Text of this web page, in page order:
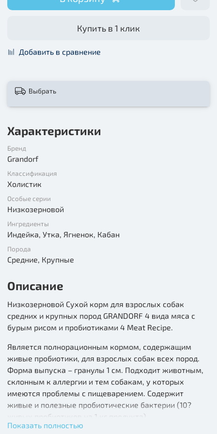
Купить в 1 клик
Добавить в сравнение
Выбрать
Характеристики
Бренд
Grandorf
Классификация
Холистик
Особые серии
Низкозерновой
Ингредиенты
Индейка, Утка, Ягненок, Кабан
Порода
Средние, Крупные
Описание
Низкозерновой Сухой корм для взрослых собак
средних и крупных пород GRANDORF 4 вида мяса с
бурым рисом и пробиотиками 4 Meat Recipe.
Является полнорационным кормом, содержащим
живые пробиотики, для взрослых собак всех пород.
Форма выпуска – гранулы 1 см. Подходит животным,
склонным к аллергии и тем собакам, у которых
имеются проблемы с пищеварением. Содержит
живые и полезные пробиотические бактерии (10?
живых пробиотиков на 1 кг продукта),
способствующие восстановлению и поддержанию
Показать полностью